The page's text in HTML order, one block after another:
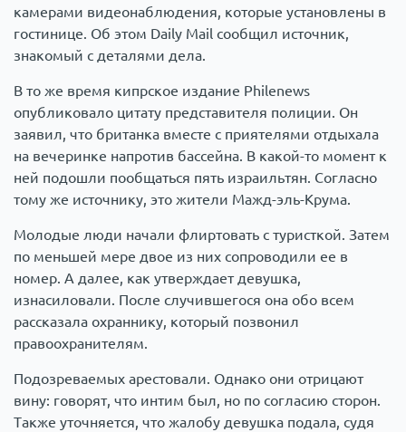
камерами видеонаблюдения, которые установлены в
гостинице. Об этом Daily Mail сообщил источник,
знакомый с деталями дела.
В то же время кипрское издание Philenews
опубликовало цитату представителя полиции. Он
заявил, что британка вместе с приятелями отдыхала
на вечеринке напротив бассейна. В какой-то момент к
ней подошли пообщаться пять израильтян. Согласно
тому же источнику, это жители Мажд-эль-Крума.
Молодые люди начали флиртовать с туристкой. Затем
по меньшей мере двое из них сопроводили ее в
номер. А далее, как утверждает девушка,
изнасиловали. После случившегося она обо всем
рассказала охраннику, который позвонил
правоохранителям.
Подозреваемых арестовали. Однако они отрицают
вину: говорят, что интим был, но по согласию сторон.
Также уточняется, что жалобу девушка подала, судя